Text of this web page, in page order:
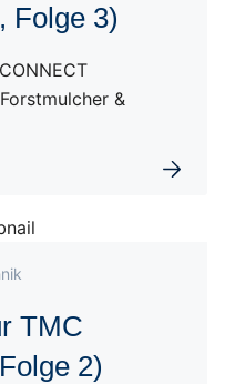
Folge 3)
&
TMC
2)